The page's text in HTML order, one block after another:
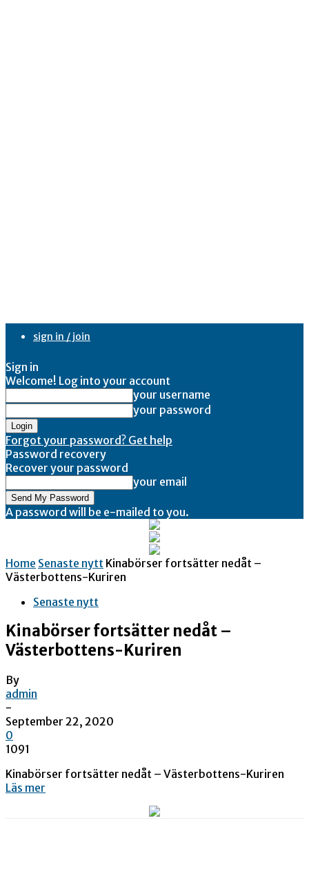
sign in / join
Sign in
Welcome! Log into your account
your username
your password
Forgot your password? Get help
Password recovery
Recover your password
your email
A password will be e-mailed to you.
Home Senaste nytt Kinabörser fortsätter nedåt –
Västerbottens-Kuriren
Senaste nytt
Kinabörser fortsätter nedåt –
Västerbottens-Kuriren
By
admin
-
September 22, 2020
0
1091
Kinabörser fortsätter nedåt – Västerbottens-Kuriren
Läs mer